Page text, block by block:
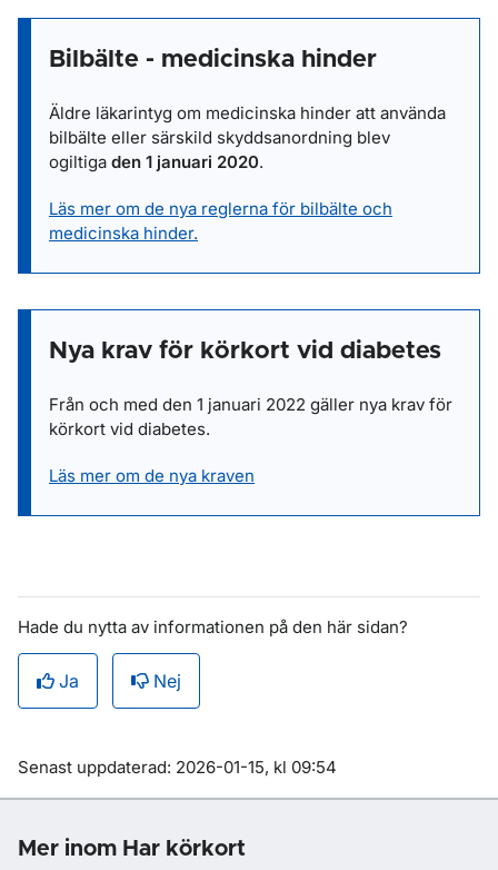
Bilbälte - medicinska hinder
Äldre läkarintyg om medicinska hinder att använda
bilbälte eller särskild skyddsanordning blev
ogiltiga den 1 januari 2020.
Läs mer om de nya reglerna för bilbälte och
medicinska hinder.
Nya krav för körkort vid diabetes
Från och med den 1 januari 2022 gäller nya krav för
körkort vid diabetes.
Läs mer om de nya kraven
Hade du nytta av informationen på den här sidan?
Ja Nej
Om sidan
Senast uppdaterad: 2026-01-15, kl 09:54
Mer inom Har körkort